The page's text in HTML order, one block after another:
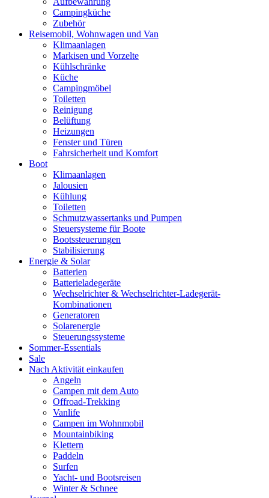
Campingküche
Zubehör
Reisemobil, Wohnwagen und Van
Klimaanlagen
Markisen und Vorzelte
Kühlschränke
Küche
Campingmöbel
Toiletten
Reinigung
Belüftung
Heizungen
Fenster und Türen
Fahrsicherheit und Komfort
Boot
Klimaanlagen
Jalousien
Kühlung
Toiletten
Schmutzwassertanks und Pumpen
Steuersysteme für Boote
Bootssteuerungen
Stabilisierung
Energie & Solar
Batterien
Batterieladegeräte
Wechselrichter & Wechselrichter-Ladegerät-
Kombinationen
Generatoren
Solarenergie
Steuerungssysteme
Sommer-Essentials
Sale
Nach Aktivität einkaufen
Angeln
Campen mit dem Auto
Offroad-Trekking
Vanlife
Campen im Wohnmobil
Mountainbiking
Klettern
Paddeln
Surfen
Yacht- und Bootsreisen
Winter & Schnee